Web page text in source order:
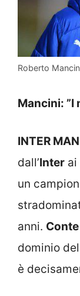
Roberto
Mancini: ”I
INTER
dall’Inter ai
un
anni. Conte
dominio
è